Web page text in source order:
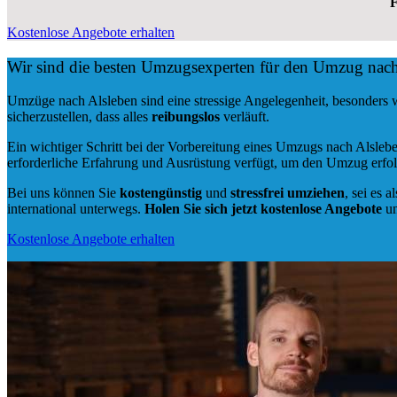
Kostenlose Angebote erhalten
Wir sind die besten Umzugsexperten für den Umzug
Umzüge nach Alsleben sind eine stressige Angelegenheit,
sicherzustellen, dass alles reibungslos verläuft.
Ein wichtiger Schritt bei der Vorbereitung eines Umzugs nach
erforderliche Erfahrung und Ausrüstung verfügt, um den Umzug
Bei uns können Sie kostengünstig und stressfrei umziehen, sei es
international unterwegs. Holen Sie sich jetzt kostenlose Angebote
Kostenlose Angebote erhalten